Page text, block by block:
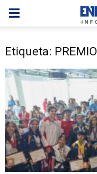
Etiqueta: PREMIO